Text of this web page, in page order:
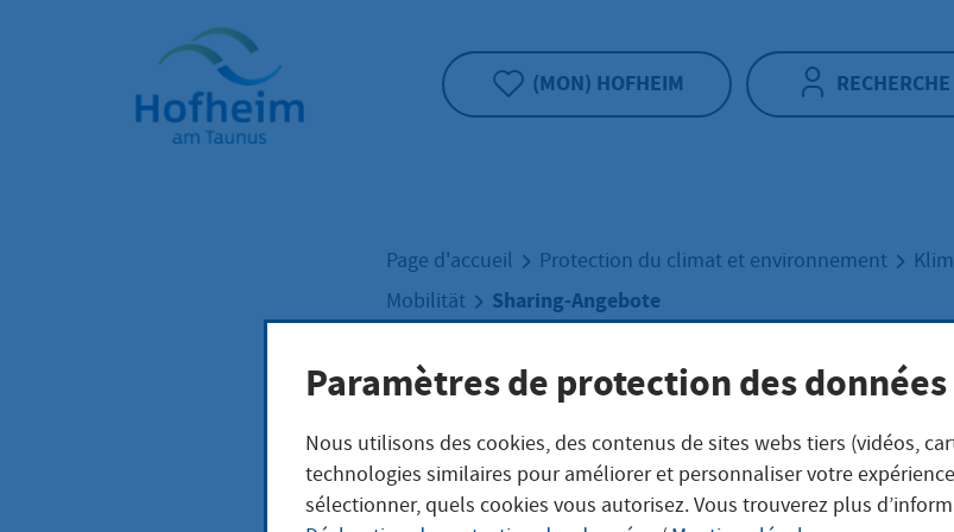
Accueil"
(MON) HOFHEIM
Page d'accueil Protection du climat et environnement
Mobilität
Sharing-Angebote
Sharing-Angebote
Leihmöglichkeiten in
Paramètres de protection des données
Nous utilisons des cookies, des contenus de sites webs tiers (vidéos,
technologies similaires pour améliorer et personnaliser votre
sélectionner, quels cookies vous autorisez. Vous trouverez plus